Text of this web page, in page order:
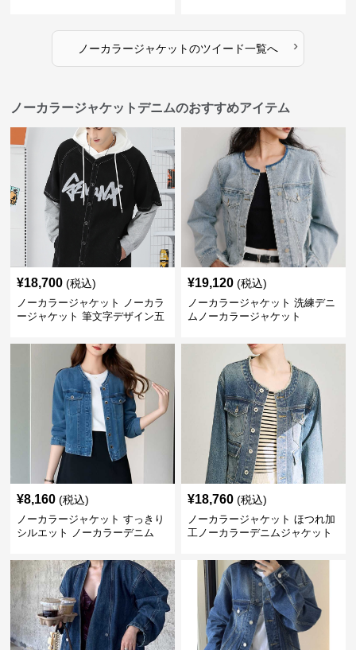
ノーカラージャケットのツイード一覧へ ›
ノーカラージャケットデニムのおすすめアイテム
¥18,700 (税込)
ノーカラージャケット ノーカラ
ージャケット 筆文字デザイン五
¥19,120 (税込)
ノーカラージャケット 洗練デニ
ムノーカラージャケット
¥8,160 (税込)
ノーカラージャケット すっきり
シルエット ノーカラーデニム
¥18,760 (税込)
ノーカラージャケット ほつれ加
工ノーカラーデニムジャケット